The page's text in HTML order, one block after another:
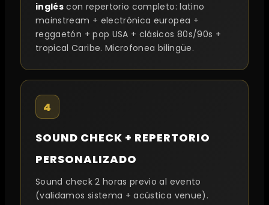
inglés con repertorio completo: latino
mainstream + electrónica europea +
reggaetón + pop USA + clásicos 80s/90s +
tropical Caribe. Microfonea bilingüe.
4
SOUND CHECK + REPERTORIO
PERSONALIZADO
Sound check 2 horas previo al evento
(validamos sistema + acústica venue).